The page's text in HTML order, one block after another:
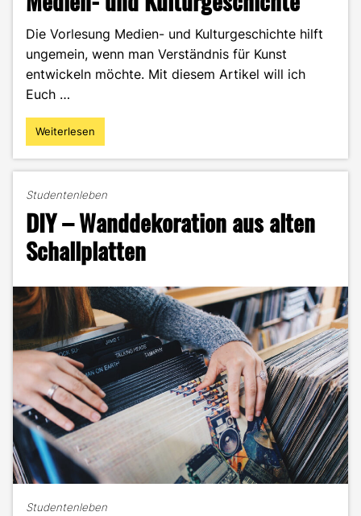
Die Vorlesung Medien- und Kulturgeschichte hilft
ungemein, wenn man Verständnis für Kunst
entwickeln möchte. Mit diesem Artikel will ich
Euch …
"Medien-
und
Weiterlesen
Studentenleben
DIY – Wanddekoration aus alten
Schallplatten
Studentenleben